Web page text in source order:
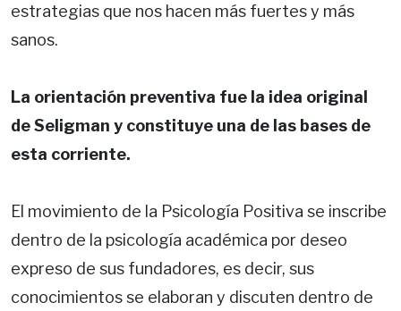
estrategias que nos hacen más fuertes y más
sanos.
La orientación preventiva fue la idea original
de Seligman y constituye una de las bases de
esta corriente.
El movimiento de la Psicología Positiva se inscribe
dentro de la psicología académica por deseo
expreso de sus fundadores, es decir, sus
conocimientos se elaboran y discuten dentro de